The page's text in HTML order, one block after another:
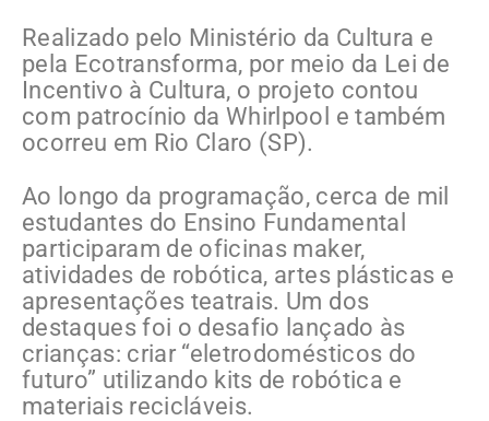
Realizado pelo Ministério da Cultura e
pela Ecotransforma, por meio da Lei de
Incentivo à Cultura, o projeto contou
com patrocínio da Whirlpool e também
ocorreu em Rio Claro (SP).
Ao longo da programação, cerca de mil
estudantes do Ensino Fundamental
participaram de oficinas maker,
atividades de robótica, artes plásticas e
apresentações teatrais. Um dos
destaques foi o desafio lançado às
crianças: criar “eletrodomésticos do
futuro” utilizando kits de robótica e
materiais recicláveis.